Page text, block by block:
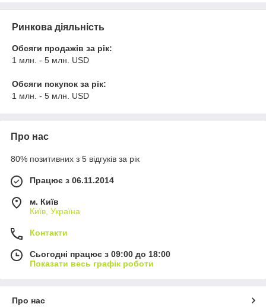
Ринкова діяльність
Обсяги продажів за рік:
1 млн. - 5 млн. USD
Обсяги покупок за рік:
1 млн. - 5 млн. USD
Про нас
80% позитивних з 5 відгуків за рік
Працює з 06.11.2014
м. Київ
Київ, Україна
Контакти
Сьогодні працює з 09:00 до 18:00
Показати весь графік роботи
Про нас